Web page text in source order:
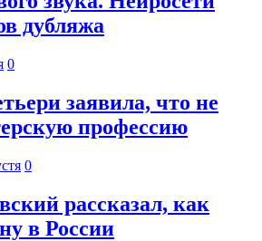
дубляжа
0
заявила, что не
профессию
0
рассказал, как
в России